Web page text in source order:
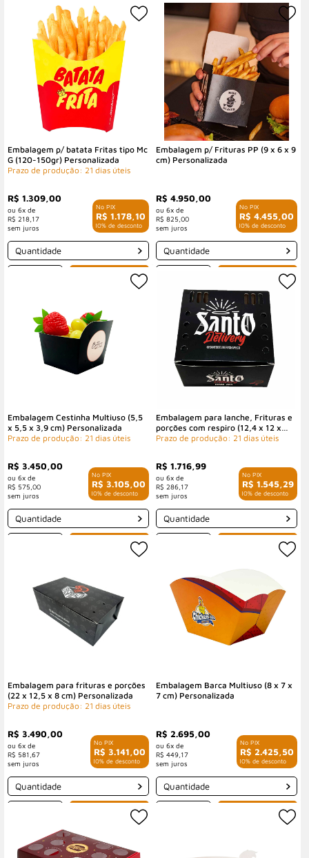
+ -
Embalagem p/ batata Fritas tipo Mc
G (120-150gr) Personalizada
R$ 1.178,10
com 10% de desconto
R$ 1.309,00
6x de
R$ 218,17
Prazo de produção: 21 dias úteis
Quantidade
Embalagem p/ Frituras PP (9 x 6 x 9
cm) Personalizada
R$ 4.455,00
com 10% de desconto
R$ 4.950,00
6x de
R$ 825,00
Quantidade
Embalagem Cestinha Multiuso (5,5
x 5,5 x 3,9 cm) Personalizada
R$ 3.105,00
com 10% de desconto
R$ 3.450,00
6x de
R$ 575,00
Prazo de produção: 21 dias úteis
Quantidade
Embalagem para lanche, Frituras e
porções com respiro (12,4 x 12 x
7,5 cm) Personalizada
R$ 1.545,29
com 10% de desconto
R$ 1.716,99
6x de
R$ 286,17
Prazo de produção: 21 dias úteis
Quantidade
Embalagem para frituras e porções
(22 x 12,5 x 8 cm) Personalizada
R$ 3.141,00
com 10% de desconto
R$ 3.490,00
6x de
R$ 581,67
Prazo de produção: 21 dias úteis
Quantidade
Embalagem Barca Multiuso (8 x 7 x
7 cm) Personalizada
R$ 2.425,50
com 10% de desconto
R$ 2.695,00
6x de
R$ 449,17
Quantidade